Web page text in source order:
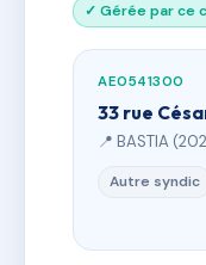
✓ Gérée par ce
AE0541300
33 rue
📍 BASTIA
Autre syndic